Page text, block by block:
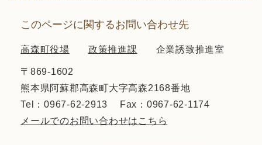
このページに関するお問い合わせ先
高森町役場 政策推進課 企業誘致推進室
〒869-1602
熊本県阿蘇郡高森町大字高森2168番地
Tel：0967-62-2913
Fax：0967-62-1174
メールでのお問い合わせはこちら